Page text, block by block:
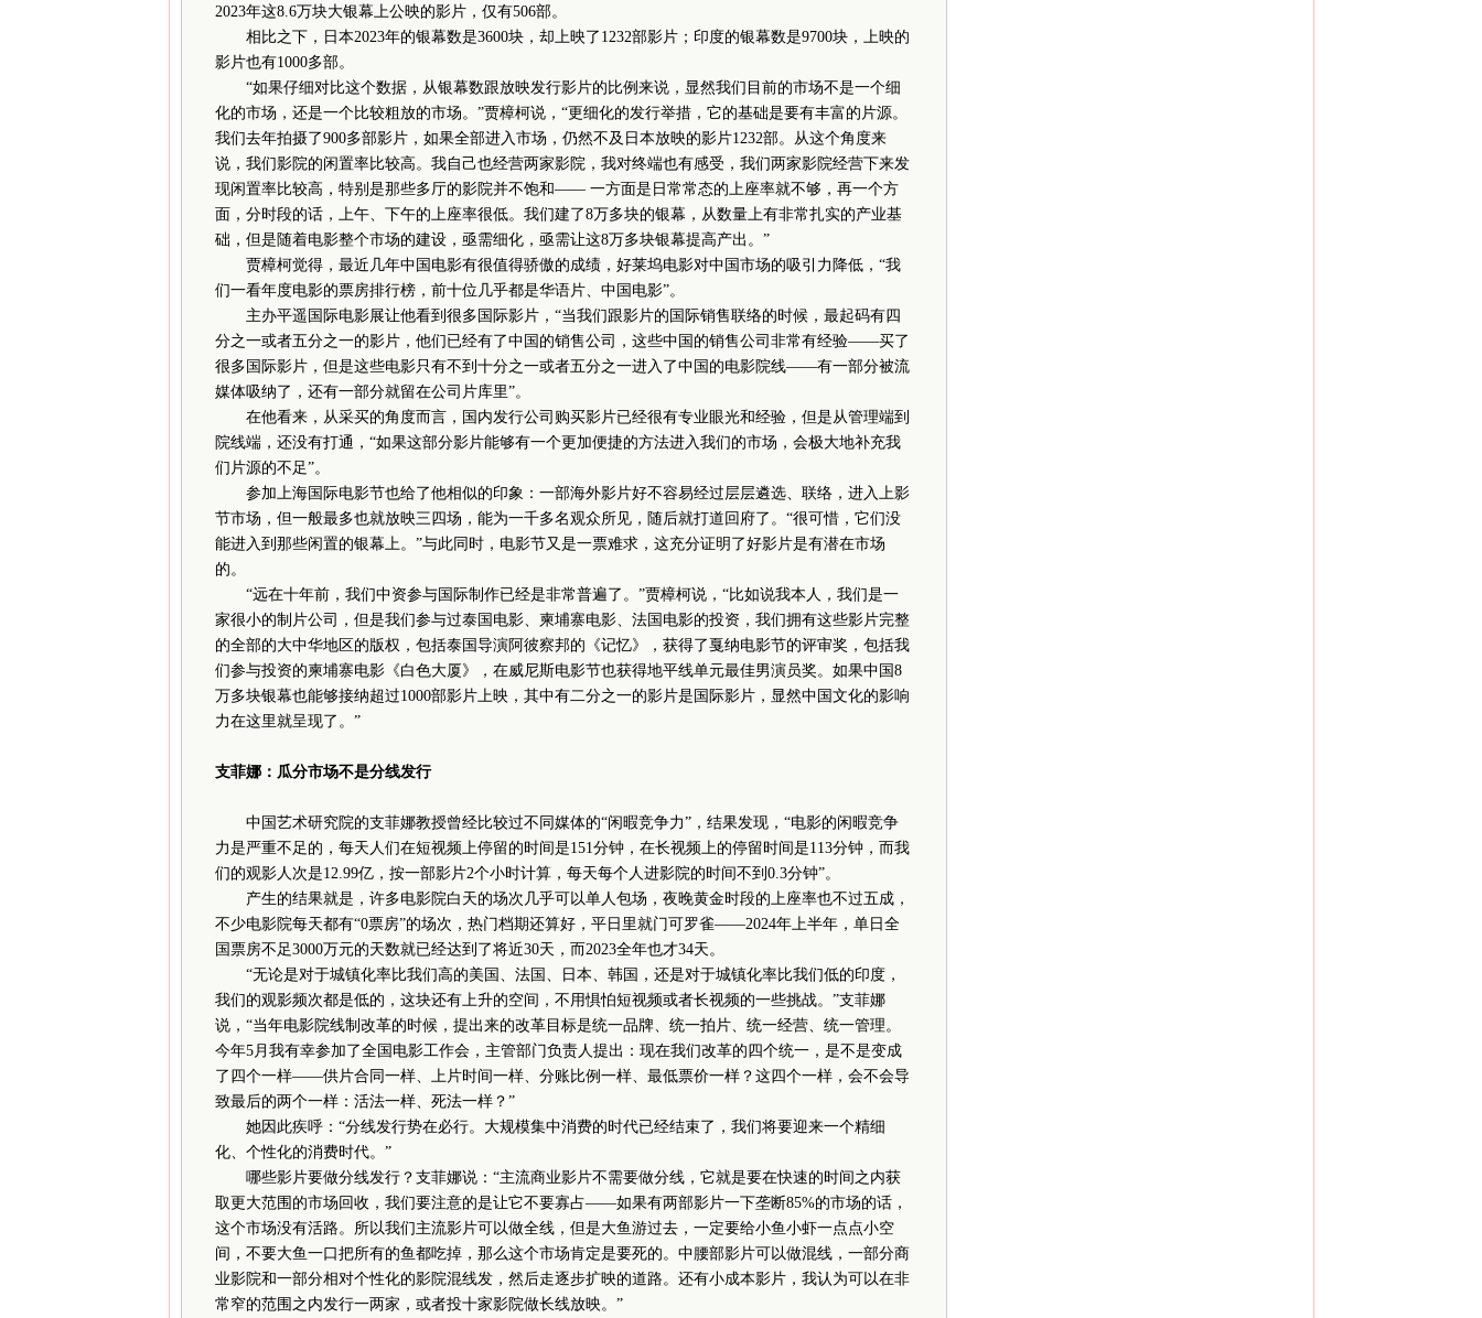
2023年这8.6万块大银幕上公映的影片，仅有506部。
相比之下，日本2023年的银幕数是3600块，却上映了1232部影片；印度的银幕数是9700块，上映的
影片也有1000多部。
“如果仔细对比这个数据，从银幕数跟放映发行影片的比例来说，显然我们目前的市场不是一个细
化的市场，还是一个比较粗放的市场。”贾樟柯说，“更细化的发行举措，它的基础是要有丰富的片源。
我们去年拍摄了900多部影片，如果全部进入市场，仍然不及日本放映的影片1232部。从这个角度来
说，我们影院的闲置率比较高。我自己也经营两家影院，我对终端也有感受，我们两家影院经营下来发
现闲置率比较高，特别是那些多厅的影院并不饱和—— 一方面是日常常态的上座率就不够，再一个方
面，分时段的话，上午、下午的上座率很低。我们建了8万多块的银幕，从数量上有非常扎实的产业基
础，但是随着电影整个市场的建设，亟需细化，亟需让这8万多块银幕提高产出。”
贾樟柯觉得，最近几年中国电影有很值得骄傲的成绩，好莱坞电影对中国市场的吸引力降低，“我
们一看年度电影的票房排行榜，前十位几乎都是华语片、中国电影”。
主办平遥国际电影展让他看到很多国际影片，“当我们跟影片的国际销售联络的时候，最起码有四
分之一或者五分之一的影片，他们已经有了中国的销售公司，这些中国的销售公司非常有经验——买了
很多国际影片，但是这些电影只有不到十分之一或者五分之一进入了中国的电影院线——有一部分被流
媒体吸纳了，还有一部分就留在公司片库里”。
在他看来，从采买的角度而言，国内发行公司购买影片已经很有专业眼光和经验，但是从管理端到
院线端，还没有打通，“如果这部分影片能够有一个更加便捷的方法进入我们的市场，会极大地补充我
们片源的不足”。
参加上海国际电影节也给了他相似的印象：一部海外影片好不容易经过层层遴选、联络，进入上影
节市场，但一般最多也就放映三四场，能为一千多名观众所见，随后就打道回府了。“很可惜，它们没
能进入到那些闲置的银幕上。”与此同时，电影节又是一票难求，这充分证明了好影片是有潜在市场
的。
“远在十年前，我们中资参与国际制作已经是非常普遍了。”贾樟柯说，“比如说我本人，我们是一
家很小的制片公司，但是我们参与过泰国电影、柬埔寨电影、法国电影的投资，我们拥有这些影片完整
的全部的大中华地区的版权，包括泰国导演阿彼察邦的《记忆》，获得了戛纳电影节的评审奖，包括我
们参与投资的柬埔寨电影《白色大厦》，在威尼斯电影节也获得地平线单元最佳男演员奖。如果中国8
万多块银幕也能够接纳超过1000部影片上映，其中有二分之一的影片是国际影片，显然中国文化的影响
力在这里就呈现了。”
支菲娜： 瓜分市场不是分线发行
中国艺术研究院的支菲娜教授曾经比较过不同媒体的“闲暇竞争力”，结果发现，“电影的闲暇竞争
力是严重不足的，每天人们在短视频上停留的时间是151分钟，在长视频上的停留时间是113分钟，而我
们的观影人次是12.99亿，按一部影片2个小时计算，每天每个人进影院的时间不到0.3分钟”。
产生的结果就是，许多电影院白天的场次几乎可以单人包场，夜晚黄金时段的上座率也不过五成，
不少电影院每天都有“0票房”的场次，热门档期还算好，平日里就门可罗雀——2024年上半年，单日全
国票房不足3000万元的天数就已经达到了将近30天，而2023全年也才34天。
“无论是对于城镇化率比我们高的美国、法国、日本、韩国，还是对于城镇化率比我们低的印度，
我们的观影频次都是低的，这块还有上升的空间，不用惧怕短视频或者长视频的一些挑战。”支菲娜
说，“当年电影院线制改革的时候，提出来的改革目标是统一品牌、统一拍片、统一经营、统一管理。
今年5月我有幸参加了全国电影工作会，主管部门负责人提出：现在我们改革的四个统一，是不是变成
了四个一样——供片合同一样、上片时间一样、分账比例一样、最低票价一样？这四个一样，会不会导
致最后的两个一样：活法一样、死法一样？”
她因此疾呼：“分线发行势在必行。大规模集中消费的时代已经结束了，我们将要迎来一个精细
化、个性化的消费时代。”
哪些影片要做分线发行？支菲娜说：“主流商业影片不需要做分线，它就是要在快速的时间之内获
取更大范围的市场回收，我们要注意的是让它不要寡占——如果有两部影片一下垄断85%的市场的话，
这个市场没有活路。所以我们主流影片可以做全线，但是大鱼游过去，一定要给小鱼小虾一点点小空
间，不要大鱼一口把所有的鱼都吃掉，那么这个市场肯定是要死的。中腰部影片可以做混线，一部分商
业影院和一部分相对个性化的影院混线发，然后走逐步扩映的道路。还有小成本影片，我认为可以在非
常窄的范围之内发行一两家，或者投十家影院做长线放映。”